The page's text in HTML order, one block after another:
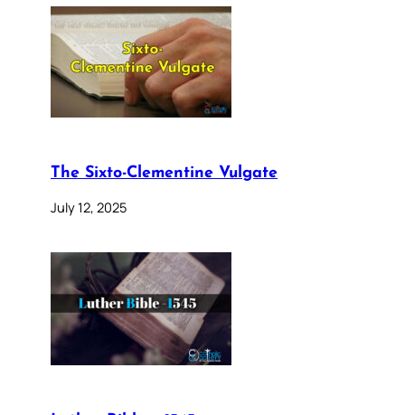
The Sixto-Clementine Vulgate
July 12, 2025